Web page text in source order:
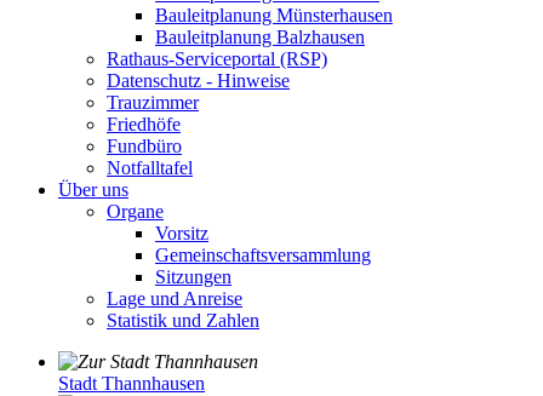
Bauleitplanung Münsterhausen
Bauleitplanung Balzhausen
Rathaus-Serviceportal (RSP)
Datenschutz - Hinweise
Trauzimmer
Friedhöfe
Fundbüro
Notfalltafel
Über uns
Organe
Vorsitz
Gemeinschaftsversammlung
Sitzungen
Lage und Anreise
Statistik und Zahlen
Stadt Thannhausen